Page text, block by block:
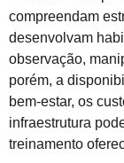
compreendam
desenvolvam
observação,
porém, a
bem-estar, os
infraestrutura
treinamento